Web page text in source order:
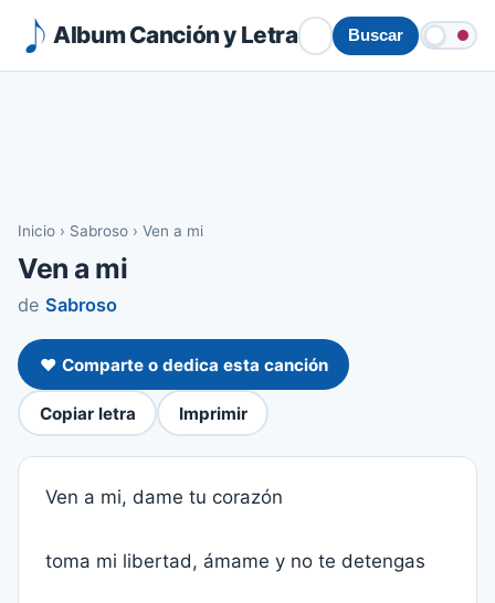
Album Canción y Letra Buscar
Inicio › Sabroso › Ven a mi
Ven a mi
de Sabroso
❤️ Comparte o dedica esta canción
Copiar letra Imprimir
Ven a mi, dame tu corazón
toma mi libertad, ámame y no te detengas